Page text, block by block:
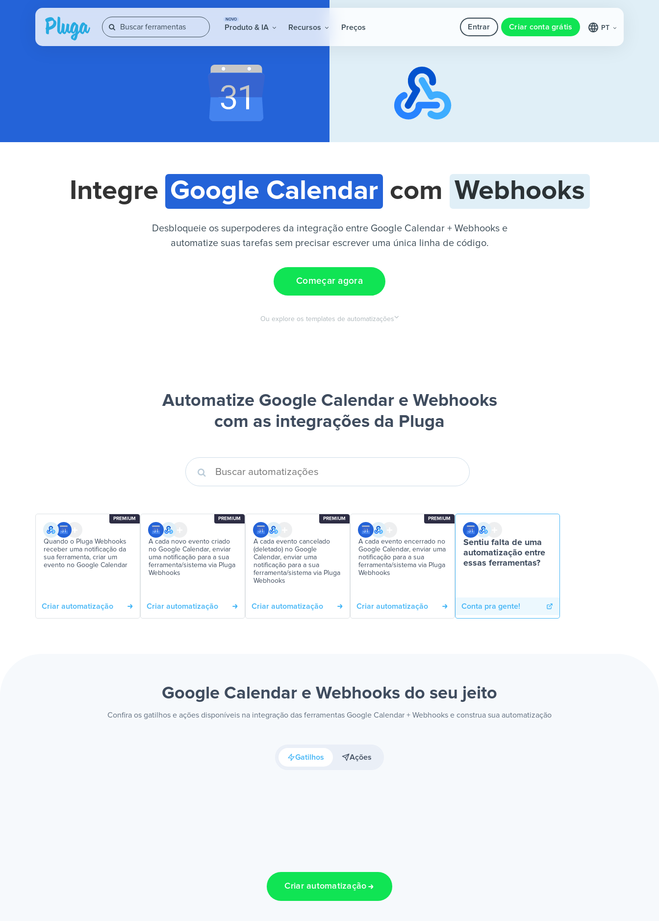
NOVO
Produto & IA Recursos Preços Entrar Criar conta grátis PT
Integre Google Calendar com Webhooks
Desbloqueie os superpoderes da integração entre Google Calendar + Webhooks e
automatize suas tarefas sem precisar escrever uma única linha de código.
Começar agora
Ou explore os templates de automatizações
Automatize Google Calendar e Webhooks
com as integrações da Pluga
PREMIUM
Quando o Pluga Webhooks
receber uma notificação da
sua ferramenta, criar um
evento no Google Calendar
Criar automatização
PREMIUM
A cada novo evento criado
no Google Calendar, enviar
uma notificação para a sua
ferramenta/sistema via Pluga
Webhooks
Criar automatização
PREMIUM
A cada evento cancelado
(deletado) no Google
Calendar, enviar uma
notificação para a sua
ferramenta/sistema via Pluga
Webhooks
Criar automatização
PREMIUM
A cada evento encerrado no
Google Calendar, enviar uma
notificação para a sua
ferramenta/sistema via Pluga
Webhooks
Criar automatização
Sentiu falta de uma
automatização entre
essas ferramentas?
Conta pra gente!
Google Calendar e Webhooks do seu jeito
Confira os gatilhos e ações disponíveis na integração das ferramentas Google Calendar + Webhooks e construa sua automatização
Gatilhos Ações
Criar automatização